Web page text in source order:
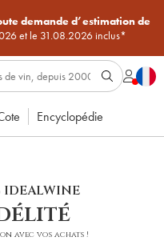
demande d’estimation de
et le 31.08.2026 inclus*
Encyclopédie
IDEALWINE
avec vos achats !